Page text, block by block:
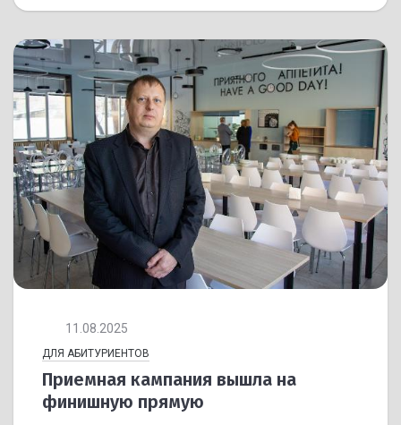
11.08.2025
ДЛЯ АБИТУРИЕНТОВ
Приемная кампания вышла на
финишную прямую